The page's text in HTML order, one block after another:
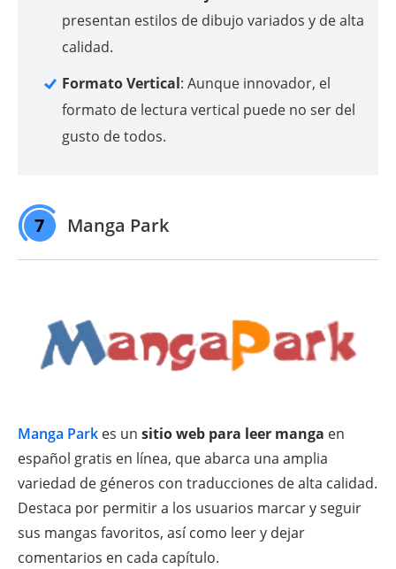
presentan estilos de dibujo variados y de alta
calidad.
Formato Vertical: Aunque innovador, el
formato de lectura vertical puede no ser del
gusto de todos.
7 Manga Park
Manga Park es un sitio web para leer manga en
español gratis en línea, que abarca una amplia
variedad de géneros con traducciones de alta calidad.
Destaca por permitir a los usuarios marcar y seguir
sus mangas favoritos, así como leer y dejar
comentarios en cada capítulo.